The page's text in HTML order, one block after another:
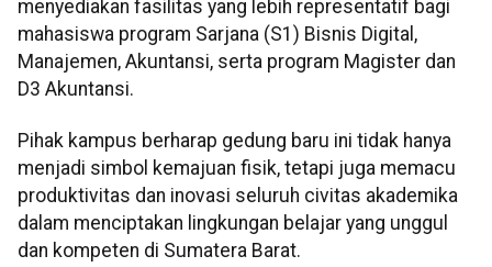
menyediakan fasilitas yang lebih representatif bagi
mahasiswa program Sarjana (S1) Bisnis Digital,
Manajemen, Akuntansi, serta program Magister dan
D3 Akuntansi.
Pihak kampus berharap gedung baru ini tidak hanya
menjadi simbol kemajuan fisik, tetapi juga memacu
produktivitas dan inovasi seluruh civitas akademika
dalam menciptakan lingkungan belajar yang unggul
dan kompeten di Sumatera Barat.